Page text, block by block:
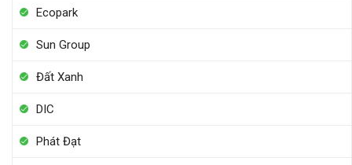
Ecopark
Sun Group
Đất Xanh
DIC
Phát Đạt